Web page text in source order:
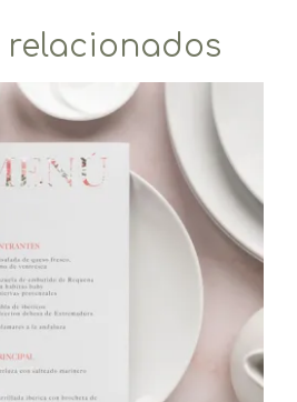
relacionados